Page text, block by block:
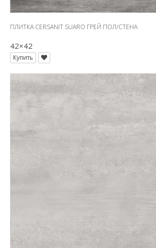
ПЛИТКА CERSANIT SUARO ГРЕЙ ПОЛ/СТЕНА
42×42
Купить